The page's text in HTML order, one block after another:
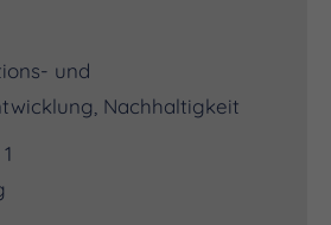
und
Nachhaltigkeit